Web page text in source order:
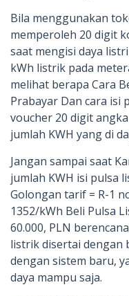
Bila menggunakan
memperoleh 20 digit
saat mengisi daya
kWh listrik pada
melihat berapa Cara
Prabayar Dan cara isi
voucher 20 digit
jumlah KWH yang di
Jangan sampai saat
jumlah KWH isi pulsa
Golongan tarif = R-1
1352/kWh Beli Pulsa
60.000, PLN
listrik disertai dengan
dengan sistem baru,
daya mampu saja.